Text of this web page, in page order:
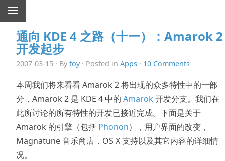
通向 KDE 4 之路（十一）：Amarok 2
开发起步
2007-03-15 · By toy· Posted in Apps · 10 Comments
本周我们将来看看 Amarok 2 将出现的众多特性中的一部
分，Amarok 2 是 KDE 4 中的 Amarok 开发分支。我们在
此所讨论的所有特性的开发已接近完成。下面是关于
Amarok 的引擎（包括 Phonon），用户界面的改变，
Magnatune 音乐商店，OS X 支持以及其它内容的详细情
况。